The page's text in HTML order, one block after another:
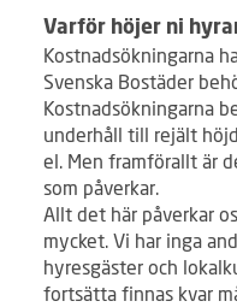
Varför höjer ni
Kostnadsökningarna
Svenska Bostäder
Kostnadsökningarna
underhåll till rejält
el. Men framförallt är
som påverkar.
Allt det här påverkar
mycket. Vi har inga
hyresgäster och
fortsätta finnas kvar